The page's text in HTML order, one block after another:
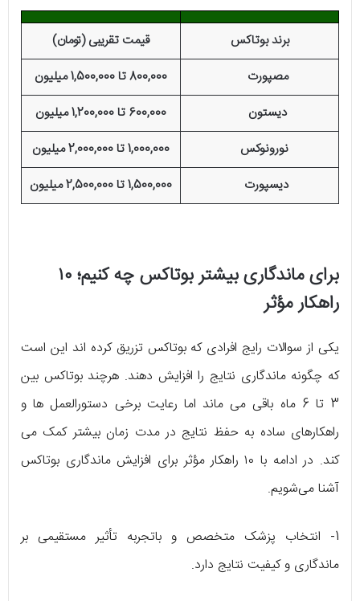
برند بوتاکس
قیمت تقریبی (تومان)
مصپورت
800,000 تا 1,500,000 میلیون
دیستون
600,000 تا 1,200,000 میلیون
نورونوکس
1,000,000 تا 2,000,000 میلیون
دیسپورت
1,500,000 تا 2,500,000 میلیون
برای ماندگاری بیشتر بوتاکس چه کنیم؛ ۱۰
راهکار مؤثر
یکی از سوالات رایج افرادی که بوتاکس تزریق کرده اند این است
که چگونه ماندگاری نتایج را افزایش دهند. هرچند بوتاکس بین
3 تا 6 ماه باقی می ماند اما رعایت برخی دستورالعمل ها و
راهکارهای ساده به حفظ نتایج در مدت زمان بیشتر کمک می
کند. در ادامه با ۱۰ راهکار مؤثر برای افزایش ماندگاری بوتاکس
آشنا می‌شویم.
1- انتخاب پزشک متخصص و باتجربه تأثیر مستقیمی بر
ماندگاری و کیفیت نتایج دارد.